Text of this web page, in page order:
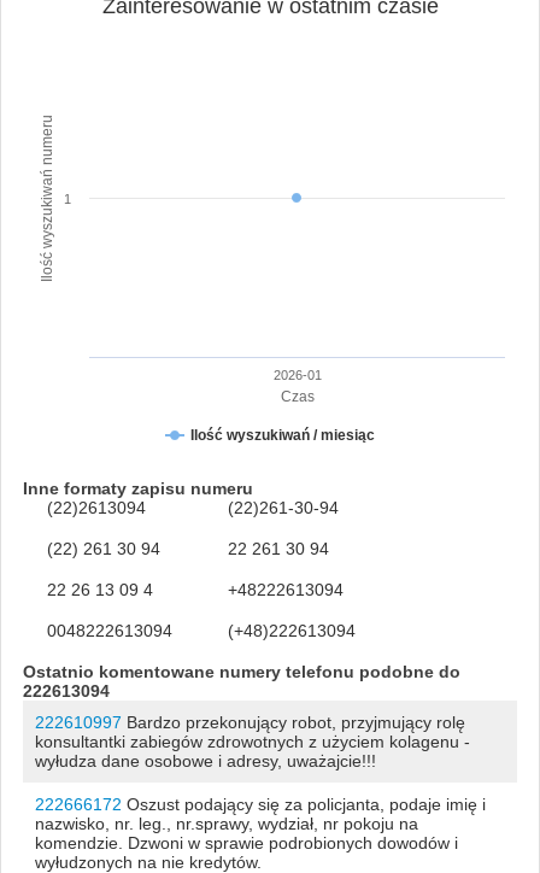
Czas
Ilość wyszukiwań numeru
Zainteresowanie w ostatnim czasie
Ilość wyszukiwań / miesiąc
2026-01
1
Inne formaty zapisu numeru
(22)2613094
(22)261-30-94
(22) 261 30 94 22 261 30 94
22 26 13 09 4 +48222613094
0048222613094 (+48)222613094
Ostatnio komentowane numery telefonu podobne do
222613094
222610997 Bardzo przekonujący robot, przyjmujący rolę
konsultantki zabiegów zdrowotnych z użyciem kolagenu -
wyłudza dane osobowe i adresy, uważajcie!!!
222666172 Oszust podający się za policjanta, podaje imię i
nazwisko, nr. leg., nr.sprawy, wydział, nr pokoju na
komendzie. Dzwoni w sprawie podrobionych dowodów i
wyłudzonych na nie kredytów.